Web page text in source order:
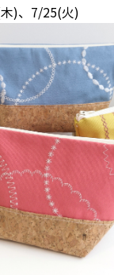
)、7/25(火)